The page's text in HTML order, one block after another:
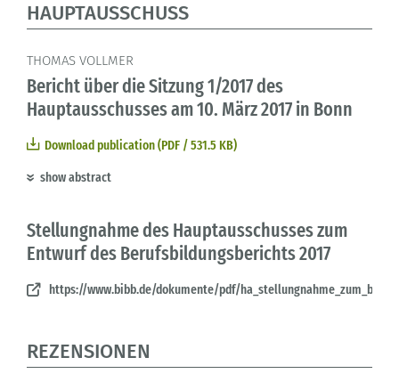
HAUPTAUSSCHUSS
THOMAS VOLLMER
Bericht über die Sitzung 1/2017 des
Hauptausschusses am 10. März 2017 in Bonn
Download publication (PDF / 531.5 KB)
show abstract
Stellungnahme des Hauptausschusses zum
Entwurf des Berufsbildungsberichts 2017
https://www.bibb.de/dokumente/pdf/
REZENSIONEN